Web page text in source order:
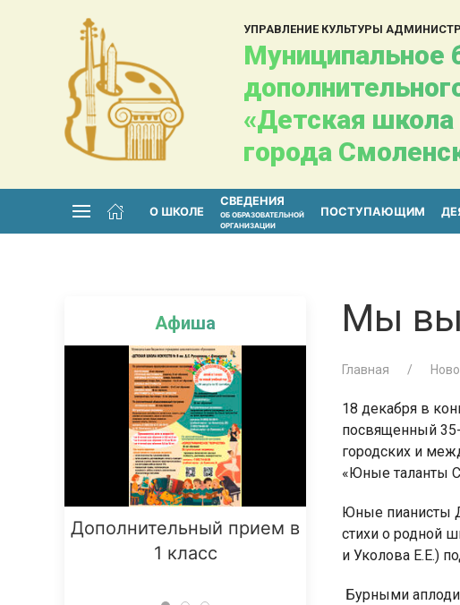
УПРАВЛЕНИЕ КУЛЬТУРЫ
«Детская
города
О ШКОЛЕ
СВЕДЕНИЯ
ОБ ОБРАЗОВАТЕЛЬНОЙ
ОРГАНИЗАЦИИ
ПОСТУПАЮЩИМ
Афиша
Дополнительный прием в
1 класс
Занятия
Мы
Главная
18 декабря в
посвященный
городских и
«Юные таланты
Юные пианисты
стихи о родной
и Уколова Е.Е.)
Бурными